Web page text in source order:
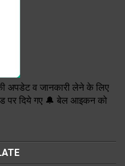
अपडेट व जानकारी लेने के लिए
पर दिये गए 🔔 बेल आइकन को